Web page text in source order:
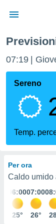
di
per
le
di
le
07:19
Sereno
Temp.
Per ora
Caldo umido
06:00
25°
07:00
26°